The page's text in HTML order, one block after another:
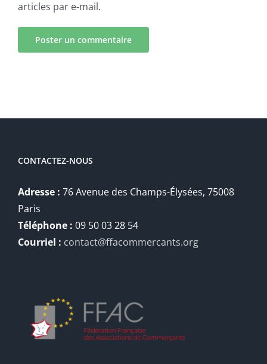
articles par e-mail.
CONTACTEZ-NOUS
Adresse : 76 Avenue des Champs-Élysées, 75008
Paris
Téléphone : 09 50 03 28 54
Courriel : contact@ffacommercants.org